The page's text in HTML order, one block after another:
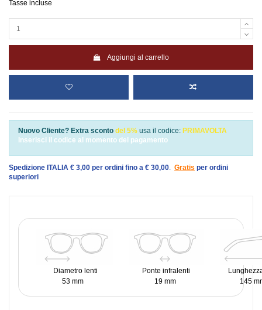
Tasse incluse
Aggiungi al carrello
Nuovo Cliente? Extra sconto del 5% usa il codice: PRIMAVOLTA
Inserisci il codice al momento del pagamento
Spedizione ITALIA € 3,00 per ordini fino a € 30,00. Gratis per ordini
superiori
Diametro lenti Ponte infralenti
53 mm
19 mm 145